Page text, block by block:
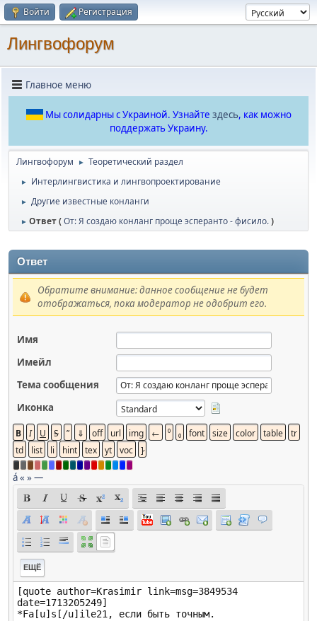
Войти Регистрация
Лингвофорум
Главное меню
Мы солидарны с Украиной. Узнайте здесь, как можно
поддержать Украину.
Лингвофорум ► Теоретический раздел
► Интерлингвистика и лингвопроектирование
► Другие известные конланги
► Ответ (От: Я создаю конланг проще эсперанто - фисило.)
Ответ
Обратите внимание: данное сообщение не будет
отображаться, пока модератор не одобрит его.
Имя
Имейл
Тема сообщения
Иконка
á« »—
ЕЩЁ